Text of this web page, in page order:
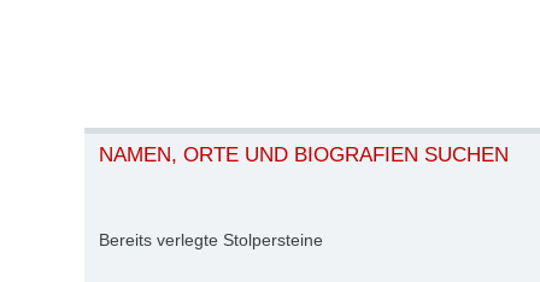
NAMEN, ORTE UND BIOGRAFIEN SUCHEN
Bereits verlegte Stolpersteine